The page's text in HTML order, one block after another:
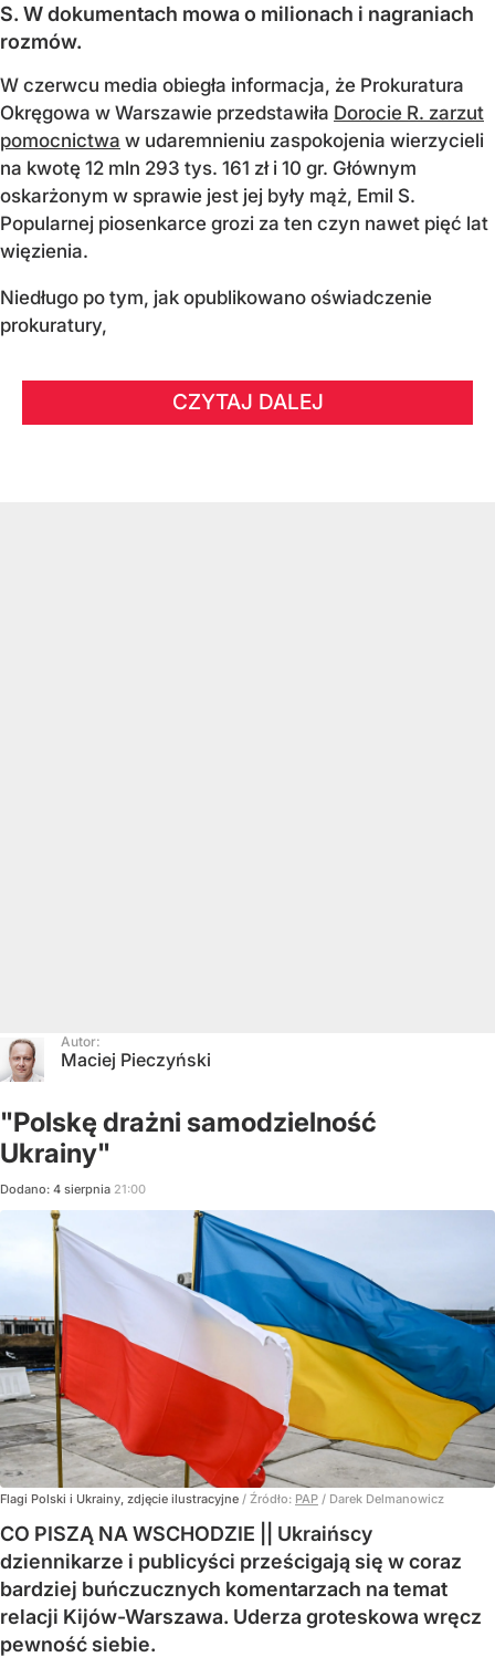
S. W dokumentach mowa o milionach i nagraniach
rozmów.
W czerwcu media obiegła informacja, że Prokuratura
Okręgowa w Warszawie przedstawiła Dorocie R. zarzut
pomocnictwa w udaremnieniu zaspokojenia wierzycieli
na kwotę 12 mln 293 tys. 161 zł i 10 gr. Głównym
oskarżonym w sprawie jest jej były mąż, Emil S.
Popularnej piosenkarce grozi za ten czyn nawet pięć lat
więzienia.
Niedługo po tym, jak opublikowano oświadczenie
prokuratury,
CZYTAJ DALEJ
Autor:
Maciej Pieczyński
"Polskę drażni samodzielność
Ukrainy"
Dodano: 4 sierpnia 21:00
Flagi Polski i Ukrainy, zdjęcie ilustracyjne / Źródło: PAP / Darek Delmanowicz
CO PISZĄ NA WSCHODZIE || Ukraińscy
dziennikarze i publicyści prześcigają się w coraz
bardziej buńczucznych komentarzach na temat
relacji Kijów-Warszawa. Uderza groteskowa wręcz
pewność siebie.